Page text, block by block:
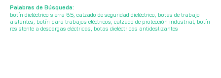
Lavaojos 01045001 encon
Duchas De Pared Encon
Palabras de Búsqueda:
botín dieléctrico sierra 6.5, calzado de seguridad dieléctrico, botas de trabajo
aislantes, botín para trabajos eléctricos, calzado de protección industrial, botín
resistente a descargas eléctricas, botas dieléctricas antideslizantes